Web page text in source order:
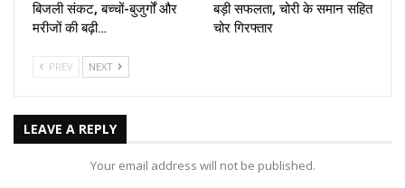
बिजली संकट, बच्चों-बुजुर्गों और
मरीजों की बढ़ी…
बड़ी सफलता, चोरी के समान सहित
चोर गिरफ्तार
PREV NEXT
LEAVE A REPLY
Your email address will not be published.